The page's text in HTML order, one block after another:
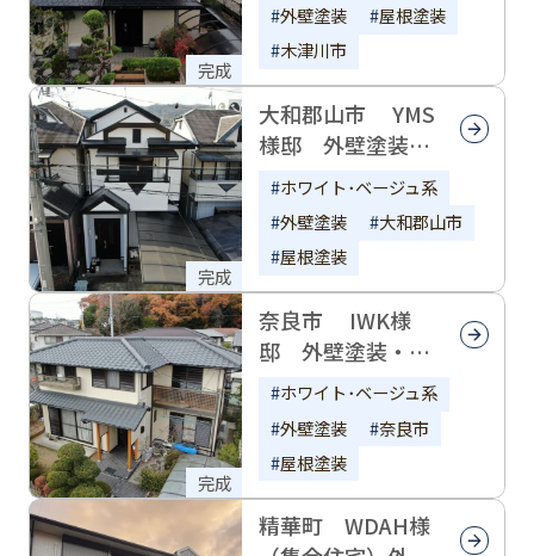
完成
外壁塗装
屋根塗装
木津川市
完成
大和郡山市 YMS
様邸 外壁塗装・
屋根塗装
ホワイト･ベージュ系
外壁塗装
大和郡山市
屋根塗装
完成
奈良市 IWK様
邸 外壁塗装・屋
根塗装
ホワイト･ベージュ系
外壁塗装
奈良市
屋根塗装
精華町 WDAH様